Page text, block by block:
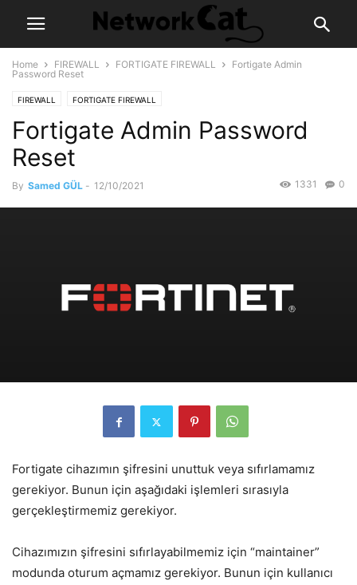
Home FIREWALL FORTIGATE FIREWALL
Fortigate Admin
Password Reset
FIREWALL FORTIGATE FIREWALL
Fortigate Admin Password
Reset
By Samed GÜL - 12/10/2021 0
1331
Fortigate cihazımın şifresini unuttuk veya sıfırlamamız
gerekiyor. Bunun için aşağıdaki işlemleri sırasıyla
gerçekleştirmemiz gerekiyor.
Cihazımızın şifresini sıfırlayabilmemiz için “maintainer”
modunda oturum açmamız gerekiyor. Bunun için kullanıcı